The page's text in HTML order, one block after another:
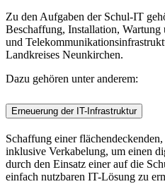
Zu den Aufgaben der Schul-IT
Beschaffung, Installation, Wartung
und
Landkreises Neunkirchen.
Dazu gehören unter anderem:
Erneuerung der IT-Infrastruktur
Schaffung einer
inklusive Verkabelung, um einen
durch den Einsatz einer auf die
einfach nutzbaren IT-Lösung zu